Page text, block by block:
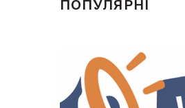
ПОПУЛЯРНІ